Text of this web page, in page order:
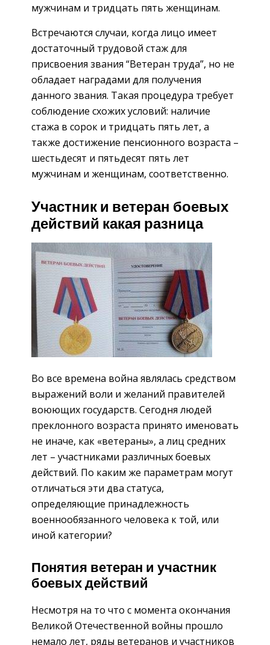
мужчинам и тридцать пять женщинам.
Встречаются случаи, когда лицо имеет
достаточный трудовой стаж для
присвоения звания “Ветеран труда”, но не
обладает наградами для получения
данного звания. Такая процедура требует
соблюдение схожих условий: наличие
стажа в сорок и тридцать пять лет, а
также достижение пенсионного возраста –
шестьдесят и пятьдесят пять лет
мужчинам и женщинам, соответственно.
Участник и ветеран боевых
действий какая разница
Во все времена война являлась средством
выражений воли и желаний правителей
воюющих государств. Сегодня людей
преклонного возраста принято именовать
не иначе, как «ветераны», а лиц средних
лет – участниками различных боевых
действий. По каким же параметрам могут
отличаться эти два статуса,
определяющие принадлежность
военнообязанного человека к той, или
иной категории?
Понятия ветеран и участник
боевых действий
Несмотря на то что с момента окончания
Великой Отечественной войны прошло
немало лет, ряды ветеранов и участников